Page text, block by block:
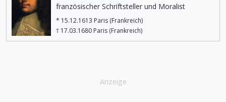
französischer Schriftsteller und Moralist
* 15.12.1613 Paris (Frankreich)
† 17.03.1680 Paris (Frankreich)
Anzeige